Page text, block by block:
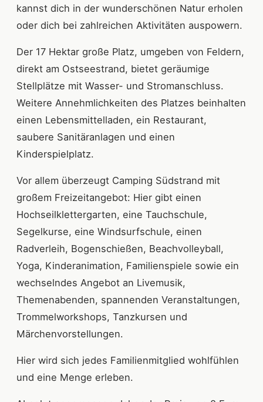
kannst dich in der wunderschönen Natur erholen
oder dich bei zahlreichen Aktivitäten auspowern.
Der 17 Hektar große Platz, umgeben von Feldern,
direkt am Ostseestrand, bietet geräumige
Stellplätze mit Wasser- und Stromanschluss.
Weitere Annehmlichkeiten des Platzes beinhalten
einen Lebensmittelladen, ein Restaurant,
saubere Sanitäranlagen und einen
Kinderspielplatz.
Vor allem überzeugt Camping Südstrand mit
großem Freizeitangebot: Hier gibt einen
Hochseilklettergarten, eine Tauchschule,
Segelkurse, eine Windsurfschule, einen
Radverleih, Bogenschießen, Beachvolleyball,
Yoga, Kinderanimation, Familienspiele sowie ein
wechselndes Angebot an Livemusik,
Themenabenden, spannenden Veranstaltungen,
Trommelworkshops, Tanzkursen und
Märchenvorstellungen.
Hier wird sich jedes Familienmitglied wohlfühlen
und eine Menge erleben.